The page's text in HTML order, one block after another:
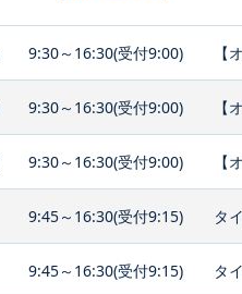
9:30～16:30(受付9:00) 【
9:30～16:30(受付9:00) 【
9:30～16:30(受付9:00) 【
9:45～16:30(受付9:15) タ
9:45～16:30(受付9:15) タ